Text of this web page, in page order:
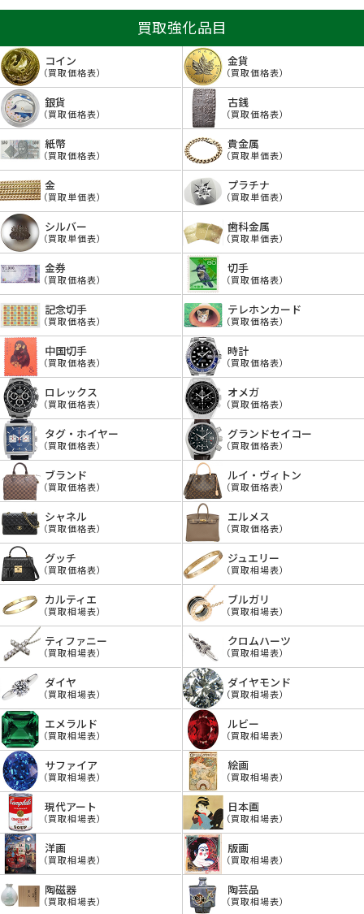
買取強化品目
コイン
（買取価格表）
金貨
（買取価格表）
銀貨
（買取価格表）
古銭
（買取価格表）
紙幣
（買取価格表）
貴金属
（買取単価表）
金
（買取単価表）
プラチナ
（買取単価表）
シルバー
（買取単価表）
歯科金属
（買取単価表）
金券
（買取価格表）
切手
（買取価格表）
記念切手
（買取価格表）
テレホンカード
（買取価格表）
中国切手
（買取価格表）
時計
（買取価格表）
ロレックス
（買取価格表）
オメガ
（買取価格表）
タグ・ホイヤー
（買取価格表）
グランドセイコー
（買取価格表）
ブランド
（買取価格表）
ルイ・ヴィトン
（買取価格表）
シャネル
（買取価格表）
エルメス
（買取価格表）
グッチ
（買取価格表）
ジュエリー
（買取相場表）
カルティエ
（買取相場表）
ブルガリ
（買取相場表）
ティファニー
（買取相場表）
クロムハーツ
（買取相場表）
ダイヤ
（買取相場表）
ダイヤモンド
（買取相場表）
エメラルド
（買取相場表）
ルビー
（買取相場表）
サファイア
（買取相場表）
絵画
（買取相場表）
現代アート
（買取相場表）
日本画
（買取相場表）
洋画
（買取相場表）
版画
（買取相場表）
陶磁器
（買取相場表）
陶芸品
（買取相場表）